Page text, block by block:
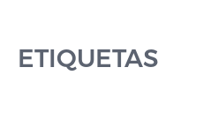
ETIQUETAS